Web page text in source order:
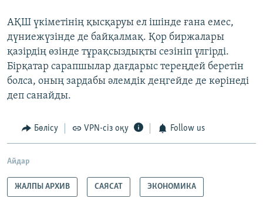
АҚШ үкіметінің қысқаруы ел ішінде ғана емес,
дүниежүзінде де байқалмақ. Қор биржалары
қазірдің өзінде тұрақсыздықты сезініп үлгірді.
Бірқатар сарапшылар дағдарыс тереңдей беретін
болса, оның зардабы әлемдік деңгейде де көрінеді
деп санайды.
Бөлісу VPN-сіз оқу Follow us
Айдар
ЖАЛПЫ АРХИВ САЯСАТ ЭКОНОМИКА